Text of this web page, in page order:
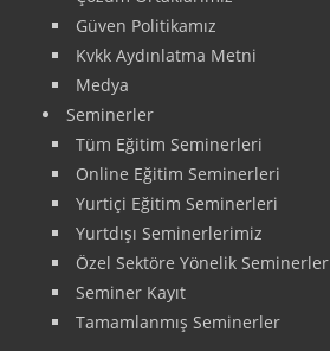
Güven Politikamız
Kvkk Aydınlatma Metni
Medya
Seminerler
Tüm Eğitim Seminerleri
Online Eğitim Seminerleri
Yurtiçi Eğitim Seminerleri
Yurtdışı Seminerlerimiz
Özel Sektöre Yönelik Seminerler
Seminer Kayıt
Tamamlanmış Seminerler